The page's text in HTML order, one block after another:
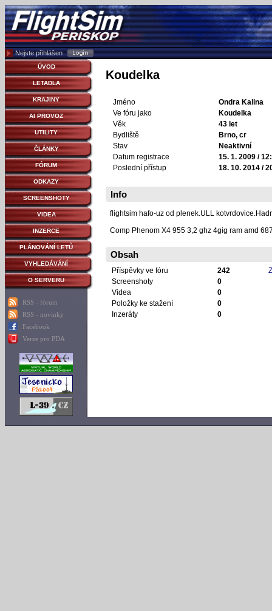
Nejste přihlášen
ÚVOD
LETADLA
KRAJINY
AI PROVOZ
UTILITY
ČLÁNKY
FÓRUM
ODKAZY
SCREENSHOTY
VIDEA
INZERCE
PLÁNOVÁNÍ LETŮ
VYHLEDÁVÁNÍ
O SERVERU
RSS - fórum
RSS - novinky
Facebook
Verze pro PDA
Koudelka
Jméno
Ondra Kalina
Ve fóru jako
Koudelka
Věk
43 let
Bydliště
Brno, cr
Stav
Neaktivní
Datum registrace
15. 1. 2009 /
Poslední přístup
18. 10. 2014 /
Info
flightsim hafo-uz od plenek.ULL
Comp Phenom X4 955 3,2 ghz 4gig ram amd
Obsah
Příspěvky ve fóru 242
Screenshoty
0
Videa
0
Položky ke stažení
0
Inzeráty
0